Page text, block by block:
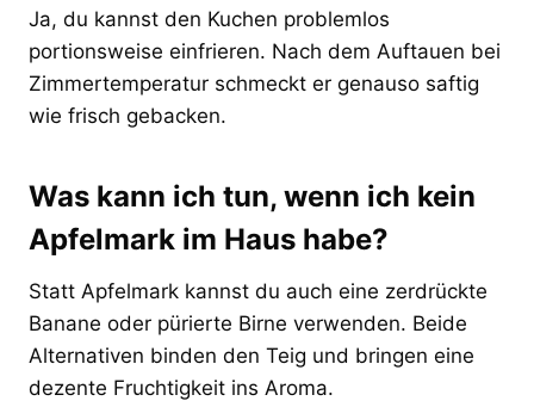
Ja, du kannst den Kuchen problemlos
portionsweise einfrieren. Nach dem Auftauen bei
Zimmertemperatur schmeckt er genauso saftig
wie frisch gebacken.
Was kann ich tun, wenn ich kein
Apfelmark im Haus habe?
Statt Apfelmark kannst du auch eine zerdrückte
Banane oder pürierte Birne verwenden. Beide
Alternativen binden den Teig und bringen eine
dezente Fruchtigkeit ins Aroma.